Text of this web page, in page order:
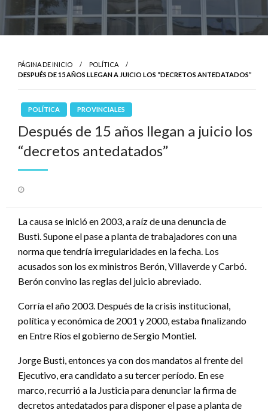
PÁGINA DE INICIO
POLÍTICA
DESPUÉS DE 15 AÑOS LLEGAN A JUICIO LOS “DECRETOS ANTEDATADOS”
POLÍTICA PROVINCIALES
Después de 15 años llegan a juicio los
“decretos antedatados”
La causa se inició en 2003, a raíz de una denuncia de
Busti. Supone el pase a planta de trabajadores con una
norma que tendría irregularidades en la fecha. Los
acusados son los ex ministros Berón, Villaverde y Carbó.
Berón convino las reglas del juicio abreviado.
Corría el año 2003. Después de la crisis institucional,
política y económica de 2001 y 2000, estaba finalizando
en Entre Ríos el gobierno de Sergio Montiel.
Jorge Busti, entonces ya con dos mandatos al frente del
Ejecutivo, era candidato a su tercer período. En ese
marco, recurrió a la Justicia para denunciar la firma de
decretos antedatados para disponer el pase a planta de